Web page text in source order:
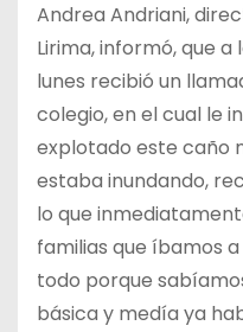
Andrea Andriani,
Lirima, informó, que a
lunes recibió un
colegio, en el cual le
explotado este caño
estaba inundando,
lo que
familias que íbamos
todo porque
básica y medía ya